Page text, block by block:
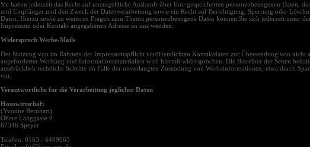
Sie haben jederzeit das Recht auf unentgeltliche Auskunft über Ihre gespeicherten personenbezogenen Daten,
und Empfänger und den Zweck der Datenverarbeitung sowie ein Recht auf Berichtigung, Sperrung oder
Daten. Hierzu sowie zu weiteren Fragen zum Thema personenbezogene Daten können Sie sich jederzeit unter
Impressum oder Kontakt angegebenen Adresse an uns wenden.
Widerspruch Werbe-Mails
Der Nutzung von im Rahmen der Impressumspflicht veröffentlichten Kontaktdaten zur Übersendung von nicht
angeforderter Werbung und Informationsmaterialien wird hiermit widersprochen. Die Betreiber der Seiten
ausdrücklich rechtliche Schritte im Falle der unverlangten Zusendung von Werbeinformationen, etwa durch
vor.
Verantwortliche für die Verarbeitung jeglicher Daten
Hauswirtschaft
(Yvonne Bernhart)
Obere Langgasse 9
67346 Speyer
Telefon: 0163 - 6409063